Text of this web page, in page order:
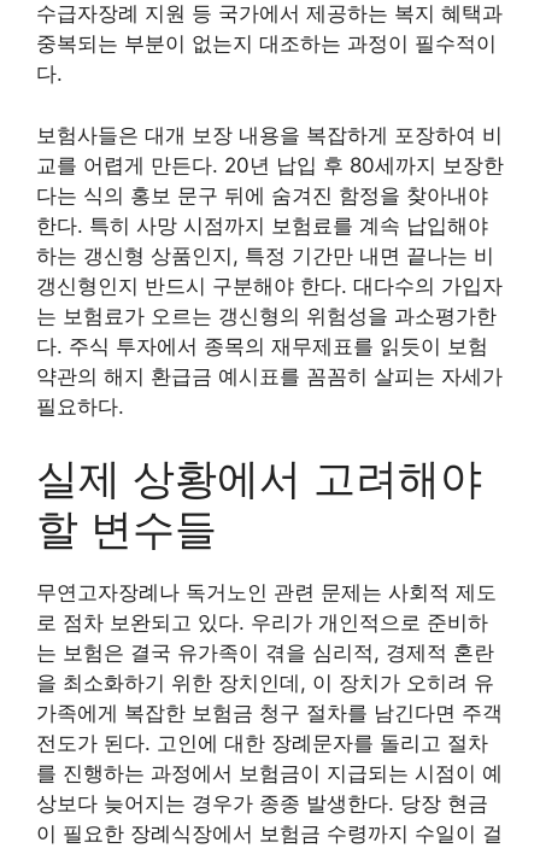
수급자장례 지원 등 국가에서 제공하는 복지 혜택과
중복되는 부분이 없는지 대조하는 과정이 필수적이
다.
보험사들은 대개 보장 내용을 복잡하게 포장하여 비
교를 어렵게 만든다. 20년 납입 후 80세까지 보장한
다는 식의 홍보 문구 뒤에 숨겨진 함정을 찾아내야
한다. 특히 사망 시점까지 보험료를 계속 납입해야
하는 갱신형 상품인지, 특정 기간만 내면 끝나는 비
갱신형인지 반드시 구분해야 한다. 대다수의 가입자
는 보험료가 오르는 갱신형의 위험성을 과소평가한
다. 주식 투자에서 종목의 재무제표를 읽듯이 보험
약관의 해지 환급금 예시표를 꼼꼼히 살피는 자세가
필요하다.
실제 상황에서 고려해야
할 변수들
무연고자장례나 독거노인 관련 문제는 사회적 제도
로 점차 보완되고 있다. 우리가 개인적으로 준비하
는 보험은 결국 유가족이 겪을 심리적, 경제적 혼란
을 최소화하기 위한 장치인데, 이 장치가 오히려 유
가족에게 복잡한 보험금 청구 절차를 남긴다면 주객
전도가 된다. 고인에 대한 장례문자를 돌리고 절차
를 진행하는 과정에서 보험금이 지급되는 시점이 예
상보다 늦어지는 경우가 종종 발생한다. 당장 현금
이 필요한 장례식장에서 보험금 수령까지 수일이 걸